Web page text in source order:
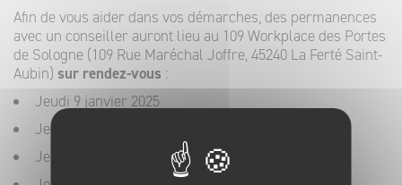
Afin de vous aider dans vos démarches, des permanences
avec un conseiller auront lieu au 109 Workplace des Portes
de Sologne (109 Rue Maréchal Joffre, 45240 La Ferté Saint-
Aubin) sur rendez-vous :
Jeudi 9 janvier 2025
Jeudi 13 février 2025
Jeudi 13 mars 2025